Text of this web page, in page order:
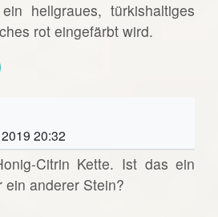
hellgraues, türkishaltiges
rot eingefärbt wird.
20:32
Citrin Kette. Ist das ein
anderer Stein?